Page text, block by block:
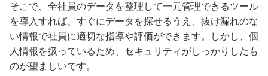
そこで、全社員のデータを整理して一元管理できるツール
を導入すれば、すぐにデータを探せるうえ、抜け漏れのな
い情報で社員に適切な指導や評価ができます。しかし、個
人情報を扱っているため、セキュリティがしっかりしたも
のが望ましいです。